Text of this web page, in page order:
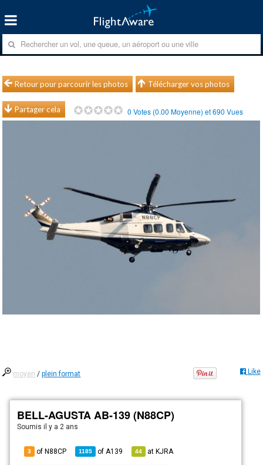
Retour pour parcourir les photos Télécharger vos photos
Partager cela 0 Votes (0.00 Moyenne) et690 Vues
moyen /plein format Like
BELL-AGUSTA AB-139 (N88CP)
Soumisil y a 2 ans
3 of N88CP 1185 of A139 44 atKJRA